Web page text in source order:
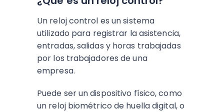
Un reloj control es un sistema
utilizado para registrar la asistencia,
entradas, salidas y horas trabajadas
por los trabajadores de una
empresa.
Puede ser un dispositivo físico, como
un reloj biométrico de huella digital, o